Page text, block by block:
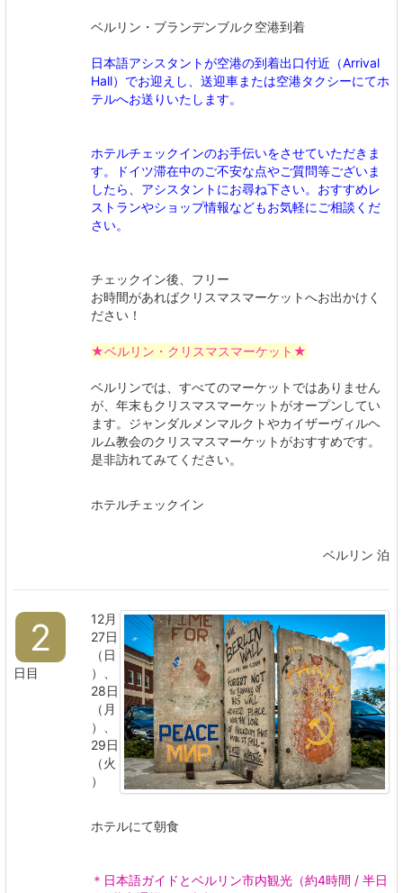
ベルリン・ブランデンブルク空港到着
日本語アシスタントが空港の到着出口付近（Arrival
Hall）でお迎えし、送迎車または空港タクシーにてホ
テルへお送りいたします。
ホテルチェックインのお手伝いをさせていただきま
す。ドイツ滞在中のご不安な点やご質問等ございま
したら、アシスタントにお尋ね下さい。おすすめレ
ストランやショップ情報などもお気軽にご相談くだ
さい。
チェックイン後、フリー
お時間があればクリスマスマーケットへお出かけく
ださい！
★ベルリン・クリスマスマーケット★
ベルリンでは、すべてのマーケットではありません
が、年末もクリスマスマーケットがオープンしてい
ます。ジャンダルメンマルクトやカイザーヴィルヘ
ルム教会のクリスマスマーケットがおすすめです。
是非訪れてみてください。
ホテルチェックイン
ベルリン 泊
2
日目
12月
27日
（日
）、
28日
（月
）、
29日
（火
）
ホテルにて朝食
＊日本語ガイドとベルリン市内観光（約4時間 / 半日